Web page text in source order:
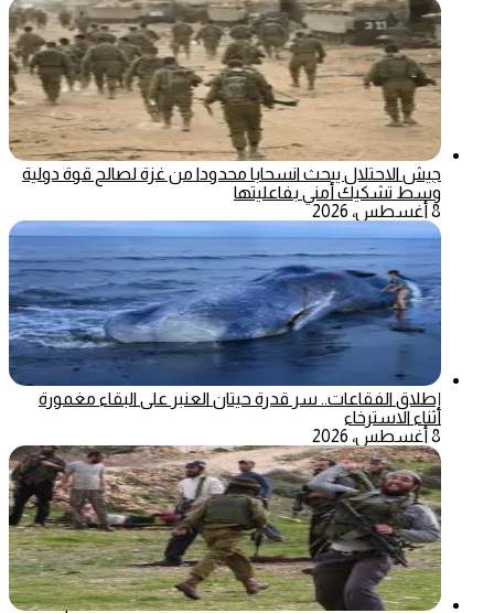
جيش الاحتلال يبحث انسحابا محدودا من غزة لصالح قوة دولية
وسط تشكيك أمني بفاعليتها
8 أغسطس، 2026
إطلاق الفقاعات.. سر قدرة حيتان العنبر على البقاء مغمورة
أثناء الاسترخاء
8 أغسطس، 2026